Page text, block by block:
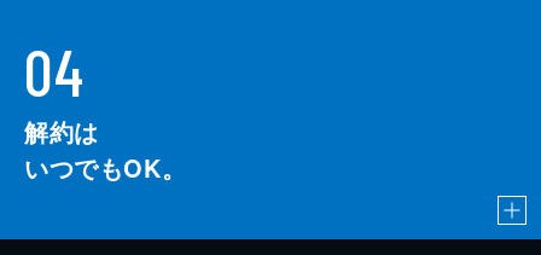
04
解約は
いつでもOK。